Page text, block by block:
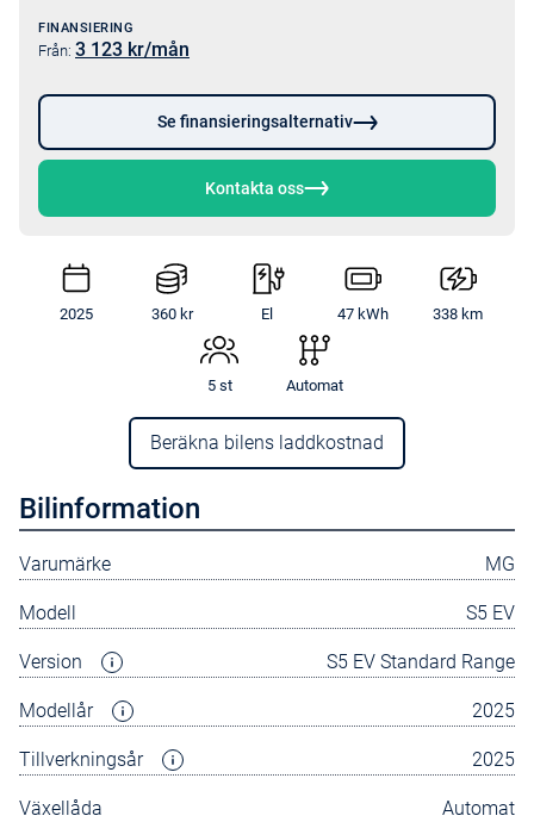
FINANSIERING
Från: 3 123 kr/mån
Se finansieringsalternativ
Kontakta oss
2025 360 kr El 47 kWh 338 km
5 st Automat
Beräkna bilens laddkostnad
Bilinformation
Varumärke MG
Modell S5 EV
Version S5 EV Standard Range
Modellår 2025
Tillverkningsår 2025
Växellåda Automat